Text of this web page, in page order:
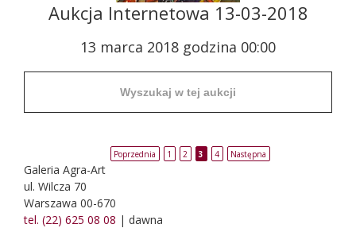
Aukcja Internetowa 13-03-2018
13 marca 2018 godzina 00:00
Poprzednia 1 2 3 4 Następna
Galeria Agra-Art
ul. Wilcza 70
Warszawa 00-670
tel. (22) 625 08 08 | dawna